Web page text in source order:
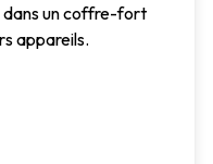
un coffre-fort
appareils.